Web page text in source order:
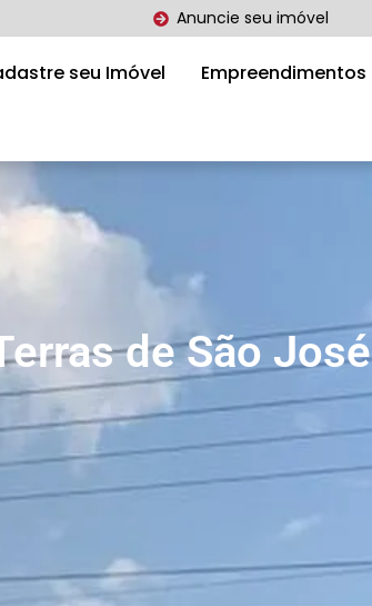
Anuncie seu imóvel
seu Imóvel Empreendimentos
de São José